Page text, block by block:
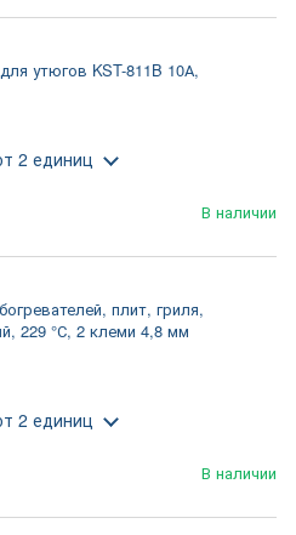
утюгов KST-811B 10А,
В наличии
2 единиц
плит, гриля,
229 °С, 2 клеми 4,8 мм
В наличии
2 единиц